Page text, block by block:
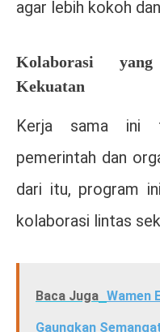
agar lebih kokoh
Kolaborasi
Kekuatan
Kerja sama ini
pemerintah dan
dari itu, program
kolaborasi lintas
Baca Juga Wamen
Gaungkan